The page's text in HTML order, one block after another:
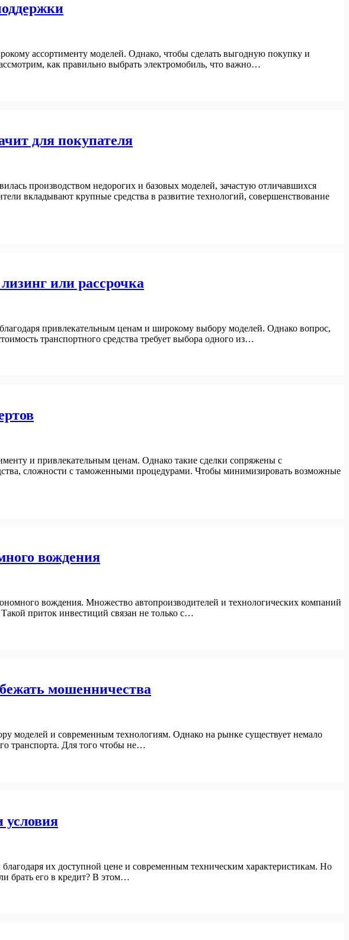
ассортименту моделей. Однако, чтобы сделать выгодную покупку и
как правильно выбрать электромобиль, что важно…
для покупателя
производством недорогих и базовых моделей, зачастую отличавшихся
вкладывают крупные средства в развитие технологий, совершенствование
или рассрочка
привлекательным ценам и широкому выбору моделей. Однако вопрос,
транспортного средства требует выбора одного из…
и привлекательным ценам. Однако такие сделки сопряжены с
сложности с таможенными процедурами. Чтобы минимизировать возможные
вождения
вождения. Множество автопроизводителей и технологических компаний
приток инвестиций связан не только с…
мошенничества
моделей и современным технологиям. Однако на рынке существует немало
транспорта. Для того чтобы не…
их доступной цене и современным техническим характеристикам. Но
брать его в кредит? В этом…